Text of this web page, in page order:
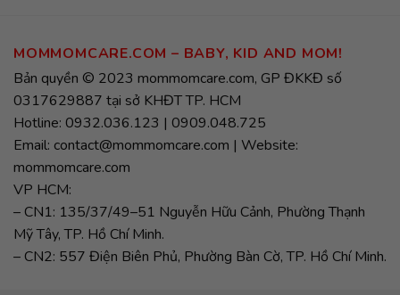
MOMMOMCARE.COM – BABY, KID AND MOM!
Bản quyền © 2023 mommomcare.com, GP ĐKKĐ số
0317629887 tại sở KHĐT TP. HCM
Hotline: 0932.036.123 | 0909.048.725
Email: contact@mommomcare.com | Website:
mommomcare.com
VP HCM:
– CN1: 135/37/49–51 Nguyễn Hữu Cảnh, Phường Thạnh
Mỹ Tây, TP. Hồ Chí Minh.
– CN2: 557 Điện Biên Phủ, Phường Bàn Cờ, TP. Hồ Chí Minh.